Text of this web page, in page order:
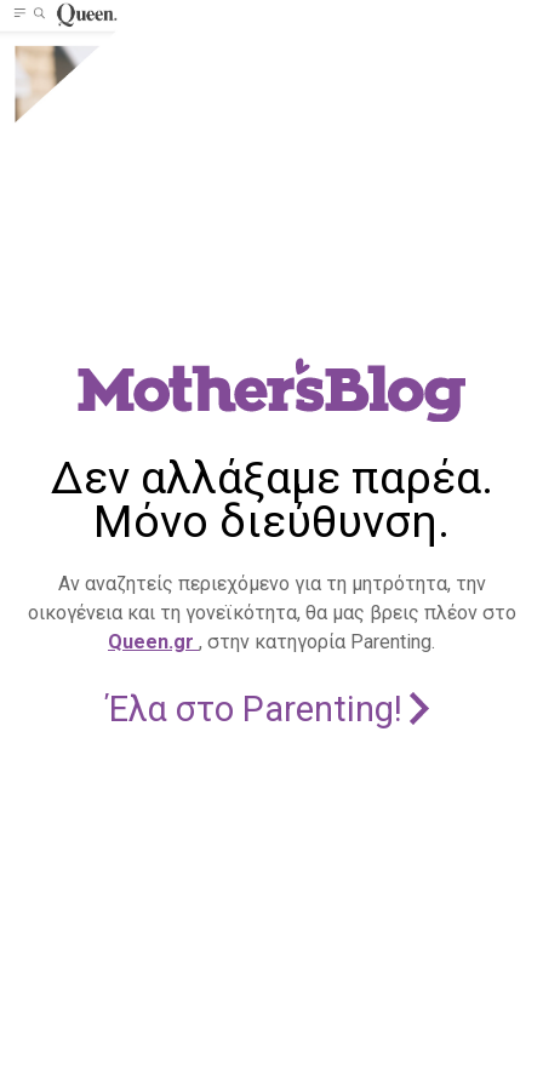
Δεν αλλάξαμε παρέα.
Μόνο διεύθυνση.
Αν αναζητείς περιεχόμενο για τη μητρότητα, την
οικογένεια και τη γονεϊκότητα, θα μας βρεις πλέον στο
Queen.gr , στην κατηγορία Parenting.
Έλα στο Parenting!